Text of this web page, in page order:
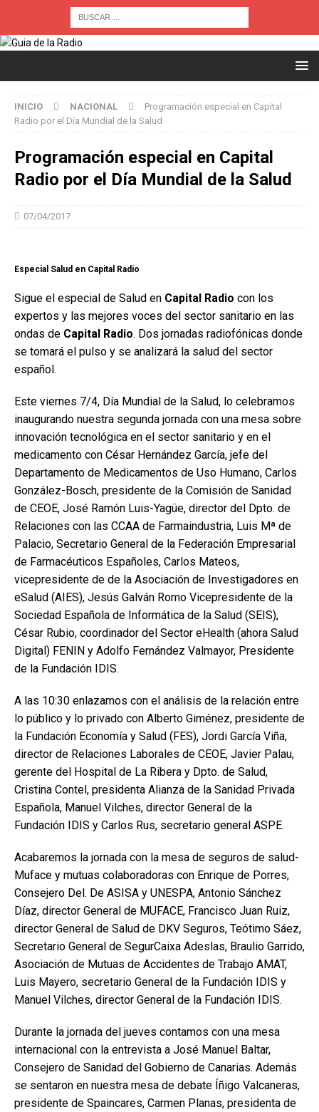
INICIO NACIONAL
Programación especial en Capital
Radio por el Día Mundial de la Salud
Programación especial en Capital
Radio por el Día Mundial de la Salud
07/04/2017
Especial Salud en Capital Radio
Sigue el especial de Salud en Capital Radio con los
expertos y las mejores voces del sector sanitario en las
ondas de Capital Radio. Dos jornadas radiofónicas donde
se tomará el pulso y se analizará la salud del sector
español.
Este viernes 7/4, Día Mundial de la Salud, lo celebramos
inaugurando nuestra segunda jornada con una mesa sobre
innovación tecnológica en el sector sanitario y en el
medicamento con César Hernández García, jefe del
Departamento de Medicamentos de Uso Humano, Carlos
González-Bosch, presidente de la Comisión de Sanidad
de CEOE, José Ramón Luis-Yagüe, director del Dpto. de
Relaciones con las CCAA de Farmaindustria, Luis Mª de
Palacio, Secretario General de la Federación Empresarial
de Farmacéuticos Españoles, Carlos Mateos,
vicepresidente de de la Asociación de Investigadores en
eSalud (AIES), Jesús Galván Romo Vicepresidente de la
Sociedad Española de Informática de la Salud (SEIS),
César Rubio, coordinador del Sector eHealth (ahora Salud
Digital) FENIN y Adolfo Fernández Valmayor, Presidente
de la Fundación IDIS.
A las 10:30 enlazamos con el análisis de la relación entre
lo público y lo privado con Alberto Giménez, presidente de
la Fundación Economía y Salud (FES), Jordi García Viña,
director de Relaciones Laborales de CEOE, Javier Palau,
gerente del Hospital de La Ribera y Dpto. de Salud,
Cristina Contel, presidenta Alianza de la Sanidad Privada
Española, Manuel Vilches, director General de la
Fundación IDIS y Carlos Rus, secretario general ASPE.
Acabaremos la jornada con la mesa de seguros de salud-
Muface y mutuas colaboradoras con Enrique de Porres,
Consejero Del. De ASISA y UNESPA, Antonio Sánchez
Díaz, director General de MUFACE, Francisco Juan Ruiz,
director General de Salud de DKV Seguros, Teótimo Sáez,
Secretario General de SegurCaixa Adeslas, Braulio Garrido,
Asociación de Mutuas de Accidentes de Trabajo AMAT,
Luis Mayero, secretario General de la Fundación IDIS y
Manuel Vilches, director General de la Fundación IDIS.
Durante la jornada del jueves contamos con una mesa
internacional con la entrevista a José Manuel Baltar,
Consejero de Sanidad del Gobierno de Canarias. Además
se sentaron en nuestra mesa de debate Íñigo Valcaneras,
presidente de Spaincares, Carmen Planas, presidenta de